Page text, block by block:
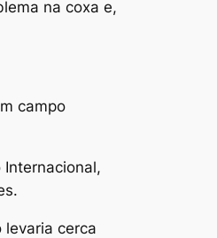
na coxa e,
campo
cerca